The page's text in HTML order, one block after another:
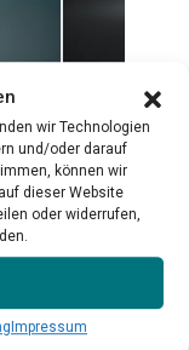
wir Technologien
und/oder darauf
können wir
dieser Website
oder widerrufen,
Impressum
TDLAS-
hochpräzise
Mehr